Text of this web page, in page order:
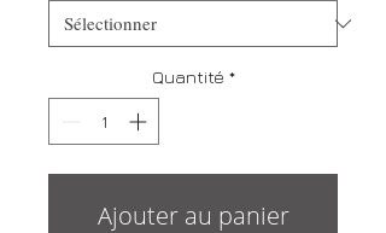
Quantité *
Ajouter au panier